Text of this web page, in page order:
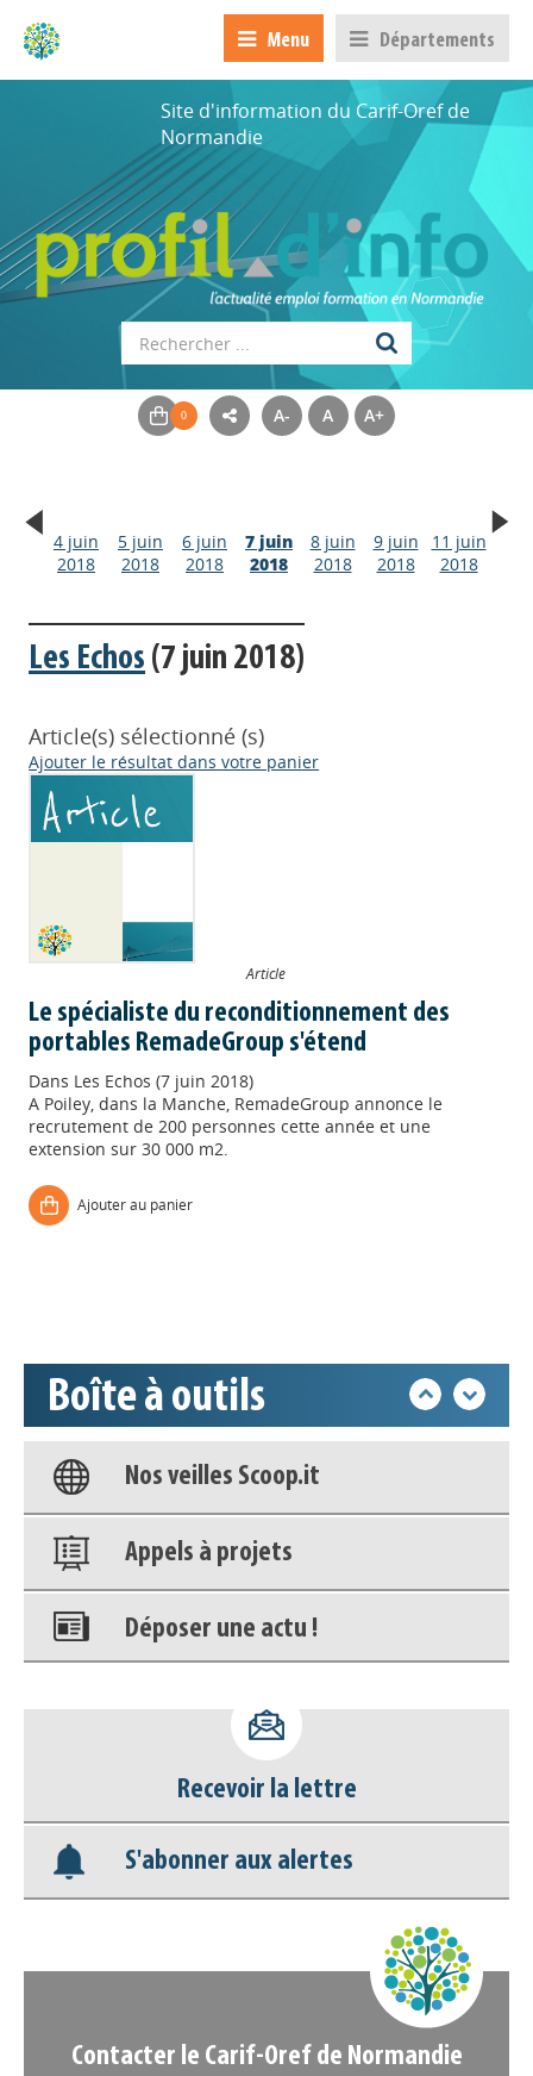
Menu Départements
Site d'information du Carif-Oref de
Normandie
A- A A+
4 juin
2018
5 juin
2018
6 juin
2018
7 juin
2018
8 juin
2018
9 juin
2018
11 juin
2018
Les Echos (7 juin 2018)
Article(s) sélectionné (s)
Ajouter le résultat dans votre panier
Article
Le spécialiste du reconditionnement des
portables RemadeGroup s'étend
Dans Les Echos (7 juin 2018)
A Poiley, dans la Manche, RemadeGroup annonce le
recrutement de 200 personnes cette année et une
extension sur 30 000 m2.
Ajouter au panier
Boîte à outils
Appels à projets
Base documentaire
Nos veilles Scoop.it
Appels à projets
Déposer une actu !
déconnecter)
Base documentaire
Nos veilles Scoop.it
Recevoir la lettre
S'abonner aux alertes
Contacter le Carif-Oref de Normandie